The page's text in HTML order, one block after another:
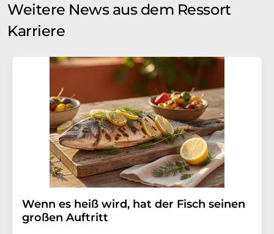
Weitere News aus dem Ressort
Karriere
Wenn es heiß wird, hat der Fisch seinen
großen Auftritt